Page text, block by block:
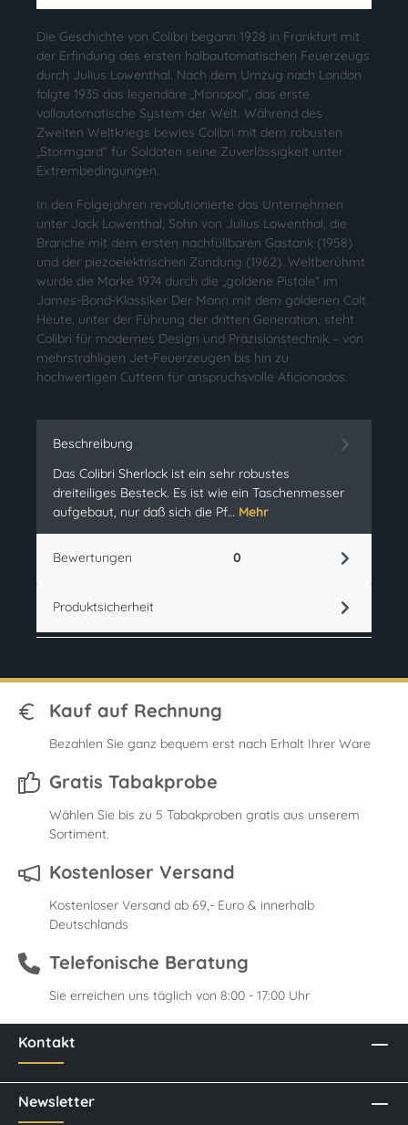
Die Geschichte von Colibri begann 1928 in Frankfurt mit
der Erfindung des ersten halbautomatischen Feuerzeugs
durch Julius Lowenthal. Nach dem Umzug nach London
folgte 1935 das legendäre „Monopol“, das erste
vollautomatische System der Welt. Während des
Zweiten Weltkriegs bewies Colibri mit dem robusten
„Stormgard“ für Soldaten seine Zuverlässigkeit unter
Extrembedingungen.
In den Folgejahren revolutionierte das Unternehmen
unter Jack Lowenthal, Sohn von Julius Lowenthal, die
Branche mit dem ersten nachfüllbaren Gastank (1958)
und der piezoelektrischen Zündung (1962). Weltberühmt
wurde die Marke 1974 durch die „goldene Pistole“ im
James-Bond-Klassiker Der Mann mit dem goldenen Colt.
Heute, unter der Führung der dritten Generation, steht
Colibri für modernes Design und Präzisionstechnik – von
mehrstrahligen Jet-Feuerzeugen bis hin zu
hochwertigen Cuttern für anspruchsvolle Aficionados.
Beschreibung
Das Colibri Sherlock ist ein sehr robustes
dreiteiliges Besteck. Es ist wie ein Taschenmesser
aufgebaut, nur daß sich die Pf… Mehr
Bewertungen 0
Produktsicherheit
Kauf auf Rechnung
Bezahlen Sie ganz bequem erst nach Erhalt Ihrer Ware
Gratis Tabakprobe
Wählen Sie bis zu 5 Tabakproben gratis aus unserem
Sortiment.
Kostenloser Versand
Kostenloser Versand ab 69,- Euro & innerhalb
Deutschlands
Telefonische Beratung
Sie erreichen uns täglich von 8:00 - 17:00 Uhr
Kontakt
Newsletter